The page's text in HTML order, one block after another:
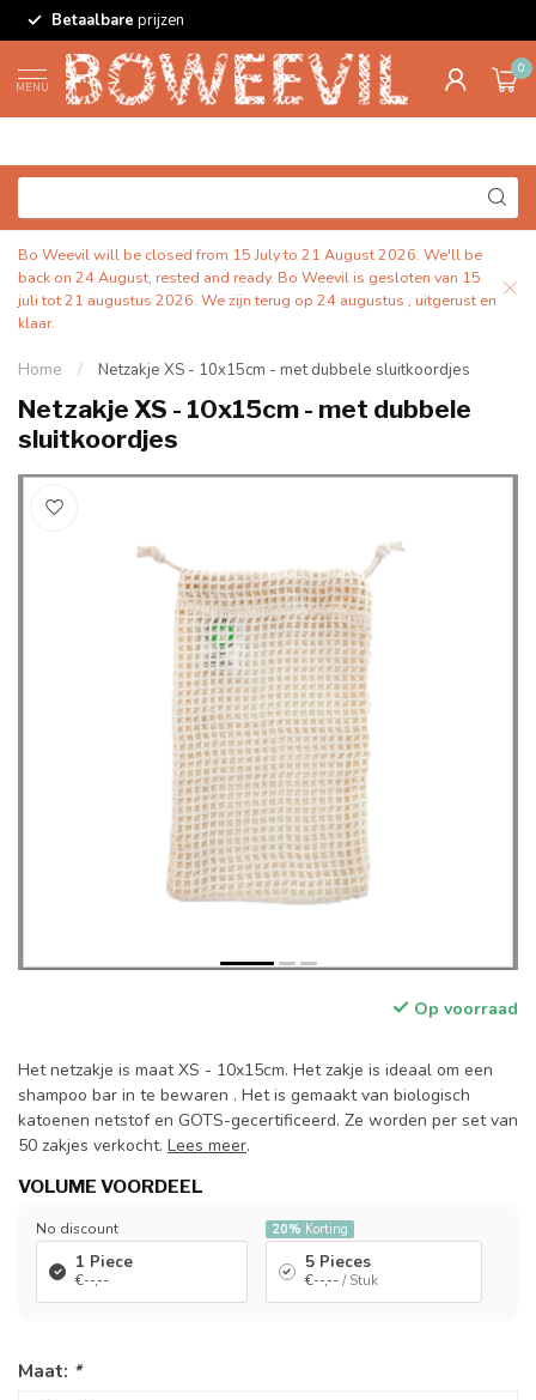
Betaalbare prijzen
MENU
0
Bo Weevil will be closed from 15 July to 21 August 2026. We'll be
back on 24 August, rested and ready. Bo Weevil is gesloten van 15
juli tot 21 augustus 2026. We zijn terug op 24 augustus , uitgerust en
klaar.
Home / Netzakje XS - 10x15cm - met dubbele sluitkoordjes
Netzakje XS - 10x15cm - met dubbele
sluitkoordjes
Op voorraad
Het netzakje is maat XS - 10x15cm. Het zakje is ideaal om een
shampoo bar in te bewaren . Het is gemaakt van biologisch
katoenen netstof en GOTS-gecertificeerd. Ze worden per set van
50 zakjes verkocht. Lees meer.
VOLUME VOORDEEL
No discount
1 Piece
€--,--
20% Korting
5 Pieces
€--,-- / Stuk
Maat: *